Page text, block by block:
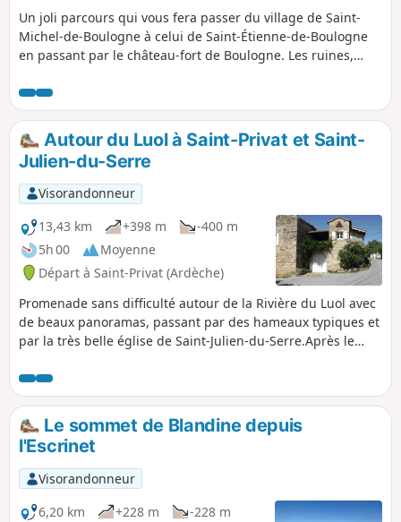
Un joli parcours qui vous fera passer du village de Saint-
Michel-de-Boulogne à celui de Saint-Étienne-de-Boulogne
en passant par le château-fort de Boulogne. Les ruines,
Autour du Luol à Saint-Privat et Saint-
Julien-du-Serre
Visorandonneur
13,43 km
+398 m
-400 m
5h 00
Moyenne
Départ à Saint-Privat (Ardèche)
Promenade sans difficulté autour de la Rivière du Luol avec
de beaux panoramas, passant par des hameaux typiques et
par la très belle église de Saint-Julien-du-Serre.Après le
agréablement originale en empruntant un chemin ombragé
bordé de buis jusqu'à la Croix des Lépreux puis en
cheminant entre canaux et la rivière Ardèche.
Le sommet de Blandine depuis
l'Escrinet
Visorandonneur
6,20 km
+228 m
-228 m